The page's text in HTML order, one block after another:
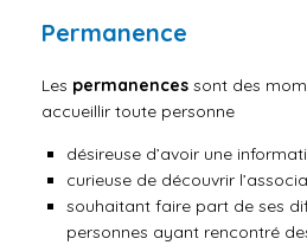
Permanence
Les permanences sont des
accueillir toute personne
désireuse d’avoir une
curieuse de découvrir
souhaitant faire part de ses
personnes ayant rencontré